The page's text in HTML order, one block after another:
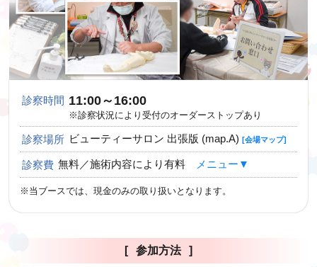
診察時間 11:00～16:00
※診察状況により受付のオーダーストップあり
診察場所 ビューティーサロン 出張版 (map.A) [会場マップ]
診察費 無料／施術内容により有料 メニュー▼
※当ブースでは、現金のみの取り扱いとなります。
参加方法